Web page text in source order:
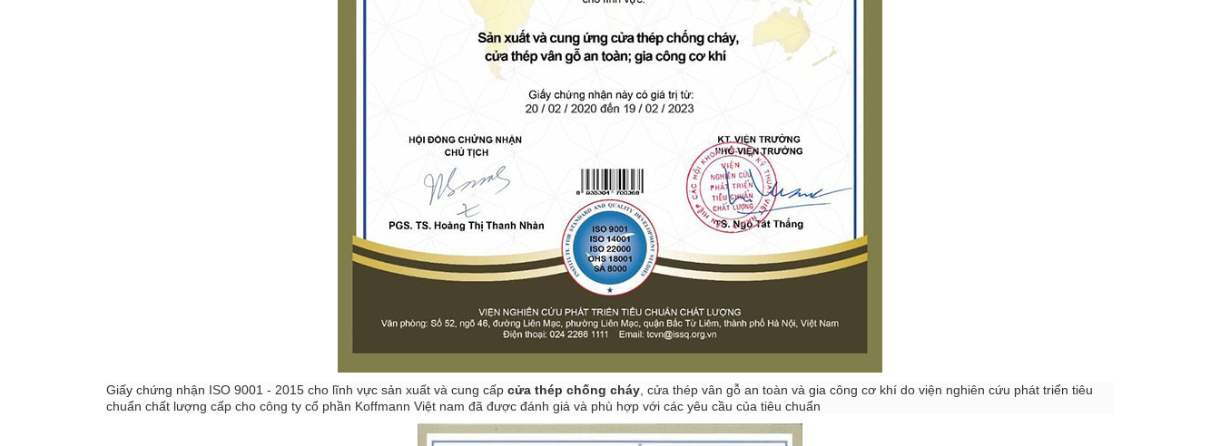
Giấy chứng nhận ISO 9001 - 2015 cho lĩnh vực sản xuất và cung cấp cửa thép chống cháy , cửa thép vân gỗ an toàn và gia công cơ khí do viện nghiên cứu phát triển tiêu
chuẩn chất lượng cấp cho công ty cổ phần Koffmann Việt nam đã được đánh giá và phù hợp với các yêu cầu của tiêu chuẩn